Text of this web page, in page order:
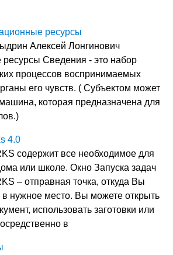
ресурсы
Алексей Лонгинович
Сведения - это набор
процессов воспринимаемых
его чувств. ( Субъектом может
которая предназначена для
4.0
содержит все необходимое для
или школе. Окно Запуска задач
– отправная точка, откуда Вы
в нужное место. Вы можете открыть
использовать заготовки или
в